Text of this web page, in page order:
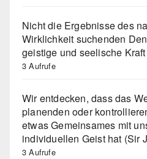
Nicht die Ergebnisse des
Wirklichkeit suchenden
geistige und seelische
3 Aufrufe
Wir entdecken, dass das
planenden oder
etwas Gemeinsames mit
individuellen Geist hat (Sir
3 Aufrufe